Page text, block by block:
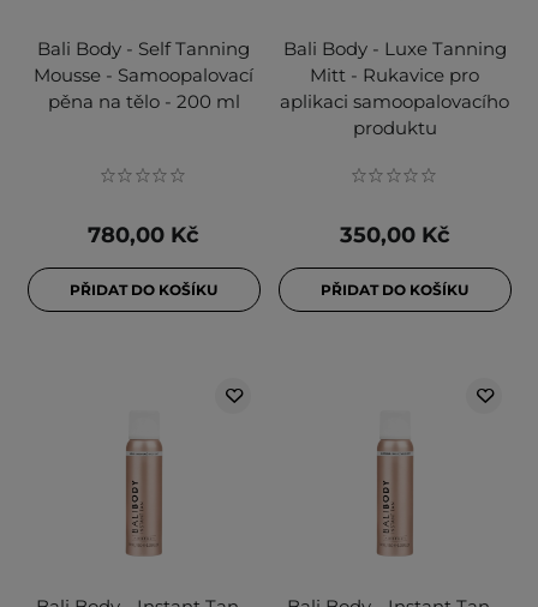
Bali Body - Self Tanning
Mousse - Samoopalovací
pěna na tělo - 200 ml
780,00 Kč
PŘIDAT DO KOŠÍKU
Bali Body - Luxe Tanning
Mitt - Rukavice pro
aplikaci samoopalovacího
produktu
350,00 Kč
PŘIDAT DO KOŠÍKU